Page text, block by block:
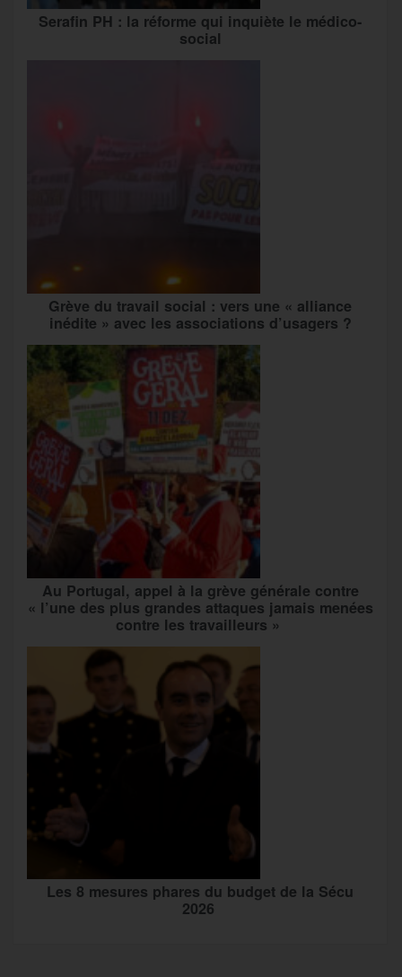
Serafin PH : la réforme qui inquiète le médico-
social
Grève du travail social : vers une « alliance
inédite » avec les associations d’usagers ?
Au Portugal, appel à la grève générale contre
« l’une des plus grandes attaques jamais menées
contre les travailleurs »
Les 8 mesures phares du budget de la Sécu
2026